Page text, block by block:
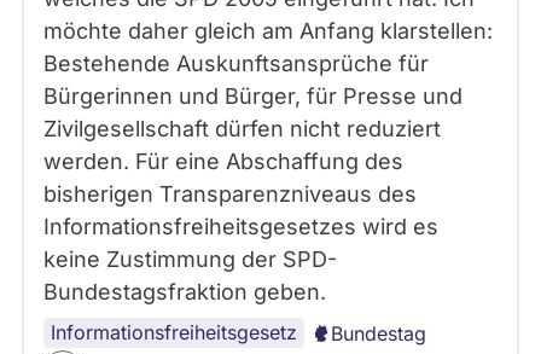
möchte daher gleich am Anfang klarstellen:
Bestehende Auskunftsansprüche für
Bürgerinnen und Bürger, für Presse und
Zivilgesellschaft dürfen nicht reduziert
werden. Für eine Abschaffung des
bisherigen Transparenzniveaus des
Informationsfreiheitsgesetzes wird es
keine Zustimmung der SPD-
Bundestagsfraktion geben.
Informationsfreiheitsgesetz Bundestag